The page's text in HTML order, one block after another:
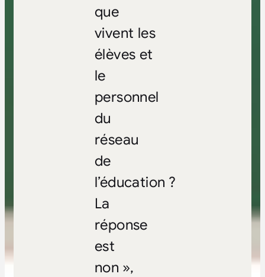
que
vivent les
élèves et
le
personnel
du
réseau
de
l’éducation ?
La
réponse
est
non »,